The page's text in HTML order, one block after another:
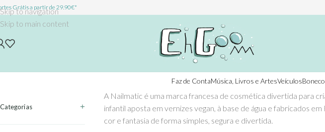
Skip to navigation
Skip to main content
Grátis a partir de 29.90€*
Faz de ContaMúsica, Livros e ArtesVeículos
Categorias
A Nailmatic é uma marca francesa de cosmética divertida para
infantil aposta em vernizes vegan, à base de água e fabricados
cor e fantasia de forma simples, segura e divertida.